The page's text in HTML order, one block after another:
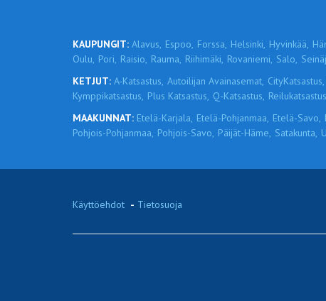
KAUPUNGIT: Alavus, Espoo, Forssa, Helsinki, Hyvinkää,
Oulu, Pori, Raisio, Rauma, Riihimäki, Rovaniemi, Salo,
KETJUT: A-Katsastus, Autoilijan Avainasemat, CityKatsastus,
Kymppikatsastus, Plus Katsastus, Q-Katsastus,
MAAKUNNAT: Etelä-Karjala, Etelä-Pohjanmaa, Etelä-Savo,
Pohjois-Pohjanmaa, Pohjois-Savo, Päijät-Häme, Satakunta,
Käyttöehdot - Tietosuoja